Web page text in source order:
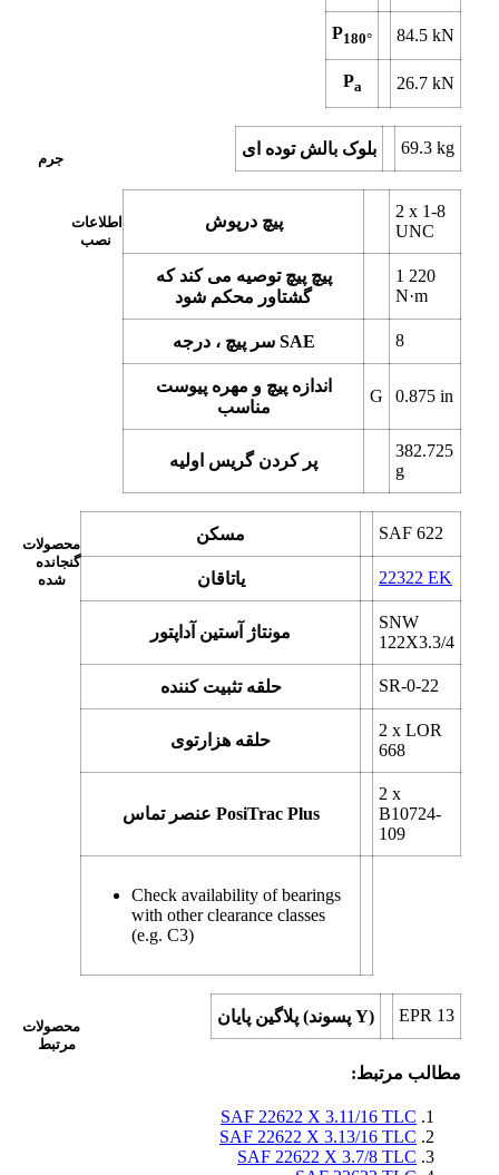
P180° 84.5kN
Pa 26.7kN
جرم
بلوک بالش توده ای 69.3kg
اطلاعات
نصب
پیچ درپوش
2 x 1-8
UNC
پیچ پیچ توصیه می کند که
گشتاور محکم شود
1 220
N·m
سر پیچ ، درجه SAE 8
اندازه پیچ و مهره پیوست
مناسب
G 0.875in
پر کردن گریس اولیه
382.725
g
محصولات
گنجانده
شده
مسکن SAF 622
یاتاقان 22322 EK
مونتاژ آستین آداپتور
SNW
122X3.3/4
حلقه تثبیت کننده SR-0-22
حلقه هزارتوی
2 xLOR
668
عنصر تماس PosiTrac Plus
2 x
B10724-
109
Check availability of bearings
with other clearance classes
(e.g. C3)
محصولات
مرتبط
پلاگین پایان (پسوند Y) EPR 13
مطالب مرتبط:
SAF 22622 X 3.11/16 TLC
SAF 22622 X 3.13/16 TLC
SAF 22622 X 3.7/8 TLC